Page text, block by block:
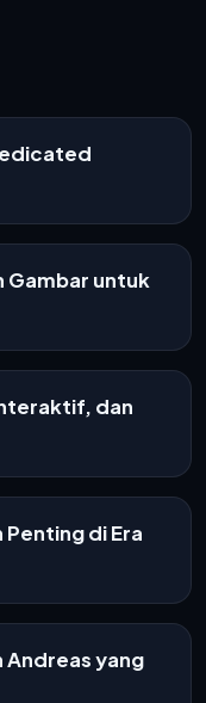
Gambar untuk
dan
Penting di Era
Andreas yang